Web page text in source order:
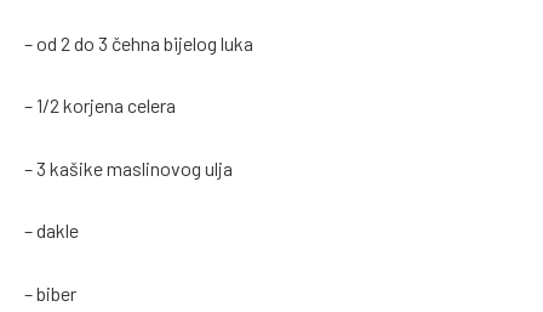
– od 2 do 3 čehna bijelog luka
– 1/2 korjena celera
– 3 kašike maslinovog ulja
– dakle
– biber